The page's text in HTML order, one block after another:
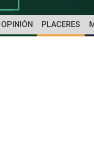
OPINIÓN PLACERES